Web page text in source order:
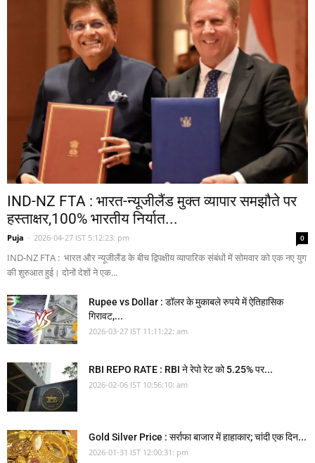
IND-NZ FTA : भारत-न्यूजीलैंड मुक्त व्यापार समझौते पर
हस्ताक्षर,100% भारतीय निर्यात...
Puja - 2026-04-27 IST 5:12:23: pm 0
IND-NZ FTA : भारत और न्यूजीलैंड के बीच द्विपक्षीय व्यापारिक संबंधों में सोमवार को एक नए युग
की शुरुआत हुई। दोनों देशों ने एक...
Rupee vs Dollar : डॉलर के मुकाबले रुपये में ऐतिहासिक
गिरावट,...
2026-03-27 IST 11:11:22: am
RBI REPO RATE : RBI ने रेपो रेट को 5.25% पर...
2026-02-06 IST 10:56:10: am
Gold Silver Price : सर्राफा बाजार में हाहाकार; चांदी एक दिन...
2026-01-31 IST 12:00:31: pm